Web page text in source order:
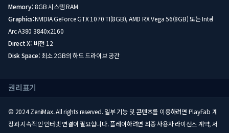
Memory: 8GB 시스템 RAM
Graphics:NVIDIA GeForce GTX 1070 TI(8GB), AMD RX Vega 56(8GB) 또는 Intel
Arc A380 3840x2160
Direct X: 버전 12
Disk Space: 최소 2GB의 하드 드라이브 공간
권리표기
© 2024 ZeniMax. All rights reserved. 일부 기능 및 콘텐츠를 이용하려면 PlayFab 계
정과 지속적인 인터넷 연결이 필요합니다. 플레이하려면 최종 사용자 라이선스 계약, 서